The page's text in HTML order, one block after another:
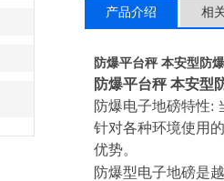
产品介绍 相
防爆平台秤 本安型防
防爆平台秤 本安型
防爆电子地磅特性:
针对各种环境使用
优势。
防爆型电子地磅是